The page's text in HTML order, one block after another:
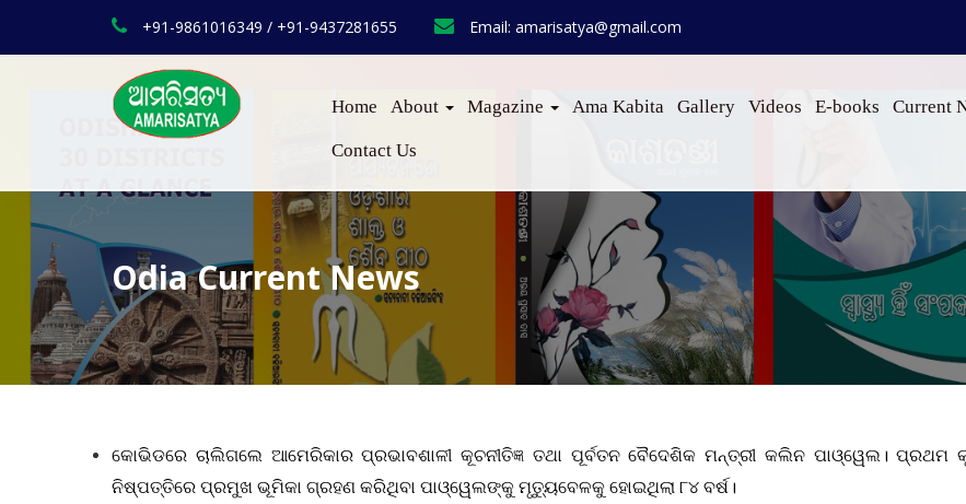
+91-9861016349 / +91-9437281655 Email: amarisatya@gmail.com
Home About Magazine Ama Kabita Gallery Videos E-books Current
Contact Us
Odia Current News
କୋଭିଡରେ ଚାଲିଗଲେ ଆମେରିକାର ପ୍ରଭାବଶାଳୀ କୂଚନୀତିଜ୍ଞ ତଥା ପୂର୍ବତନ ବୈଦେଶିକ ମନ୍ତ୍ରୀ କଲିନ ପାଓ୍ୱେଲ।
ନିଷ୍ପତ୍ତିରେ ପ୍ରମୁଖ ଭୂମିକା ଗ୍ରହଣ କରିଥିବା ପାଓ୍ୱେଲଙ୍କୁ ମୃତ୍ୟୁବେଳକୁ ହୋଇଥିଲା ୮୪ ବର୍ଷ।